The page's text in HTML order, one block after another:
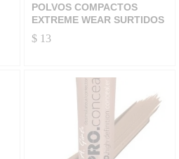
POLVOS COMPACTOS
EXTREME WEAR SURTIDOS
$13